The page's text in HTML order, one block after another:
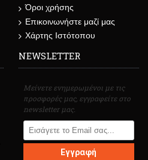
Όροι χρήσης
Επικοινωνήστε μαζί μας
Χάρτης Ιστότοπου
NEWSLETTER
Μείνετε ενημερωμένοι με τις
προσφορές μας, εγγραφείτε στο
newsletter μας.
Εγγραφή